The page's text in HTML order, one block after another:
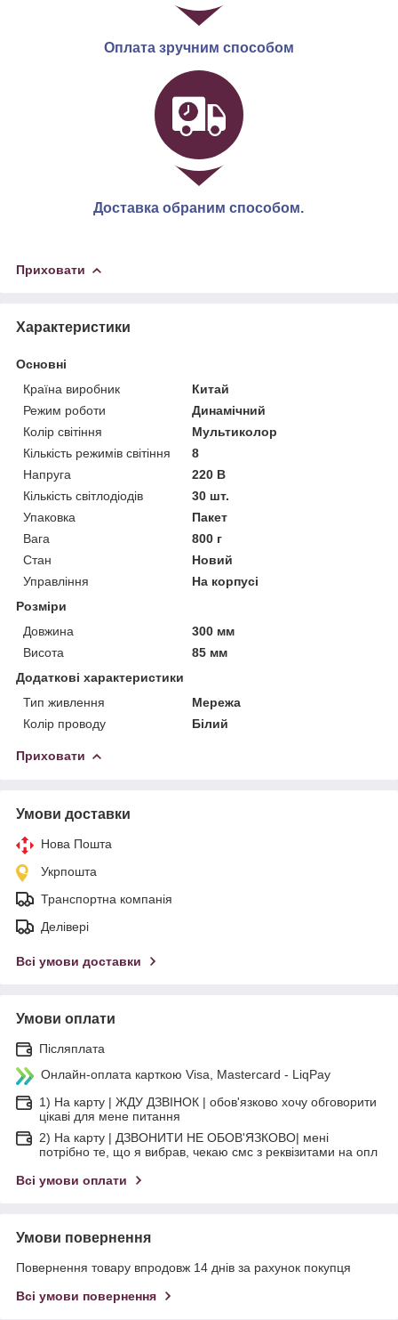
Оплата зручним способом
Доставка обраним способом.
Приховати
Характеристики
Основні
Країна виробник
Китай
Режим роботи
Динамічний
Колір світіння
Мультиколор
Кількість режимів світіння
8
Напруга
220 В
Кількість світлодіодів
30 шт.
Упаковка
Пакет
Вага
800 г
Стан
Новий
Управління
На корпусі
Розміри
Довжина
300 мм
Висота
85 мм
Додаткові характеристики
Тип живлення
Мережа
Колір проводу
Білий
Приховати
Умови доставки
Нова Пошта
Укрпошта
Транспортна компанія
Делівері
Всі умови доставки
Умови оплати
Післяплата
Онлайн-оплата карткою Visa, Mastercard - LiqPay
1) На карту | ЖДУ ДЗВІНОК | обов'язково хочу обговорити
цікаві для мене питання
2) На карту | ДЗВОНИТИ НЕ ОБОВ'ЯЗКОВО| мені
потрібно те, що я вибрав, чекаю смс з реквізитами на опл
Всі умови оплати
Умови повернення
Повернення товару впродовж 14 днів за рахунок покупця
Всі умови повернення